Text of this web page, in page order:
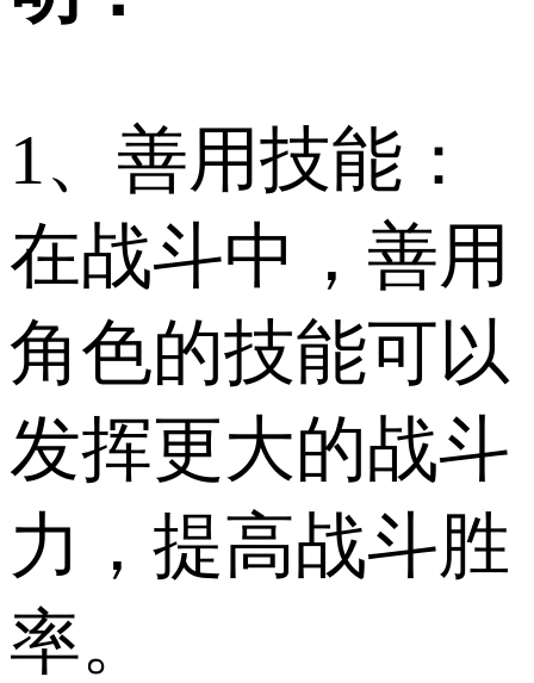
1、善用技能：
在战斗中，善用
角色的技能可以
发挥更大的战斗
力，提高战斗胜
率。